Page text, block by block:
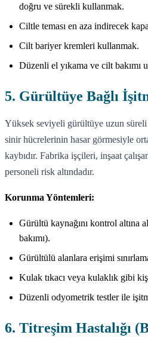
doğru ve sürekli kullanmak.
Ciltle teması en aza indirecek
Cilt bariyer kremleri kullanmak.
Düzenli el yıkama ve cilt bakımı
5. Gürültüye Bağlı
Yüksek seviyeli gürültüye uzun
sinir hücrelerinin hasar görmesiyle
kaybıdır. Fabrika işçileri, inşaat
personeli risk altındadır.
Korunma Yöntemleri:
Gürültü kaynağını kontrol altına
bakımı).
Gürültülü alanlara erişimi
Kulak tıkacı veya kulaklık gibi
Düzenli odyometrik testler ile
6. Titreşim Hastalığı